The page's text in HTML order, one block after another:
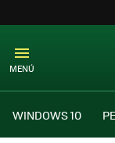
MENÚ
WINDOWS 10